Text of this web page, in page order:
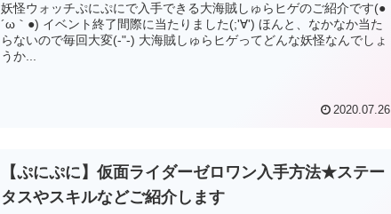
妖怪ウォッチぷにぷにで入手できる大海賊しゅらヒゲのご紹介です(●
´ω｀●) イベント終了間際に当たりました(;'∀') ほんと、なかなか当た
らないので毎回大変(-"-) 大海賊しゅらヒゲってどんな妖怪なんでしょ
うか...
2020.07.26
【ぷにぷに】仮面ライダーゼロワン入手方法★ステー
タスやスキルなどご紹介します